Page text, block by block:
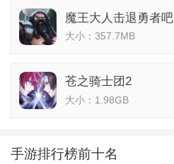
魔王大人击退勇者吧
大小：357.7MB
苍之骑士团2
大小：1.98GB
手游排行榜前十名